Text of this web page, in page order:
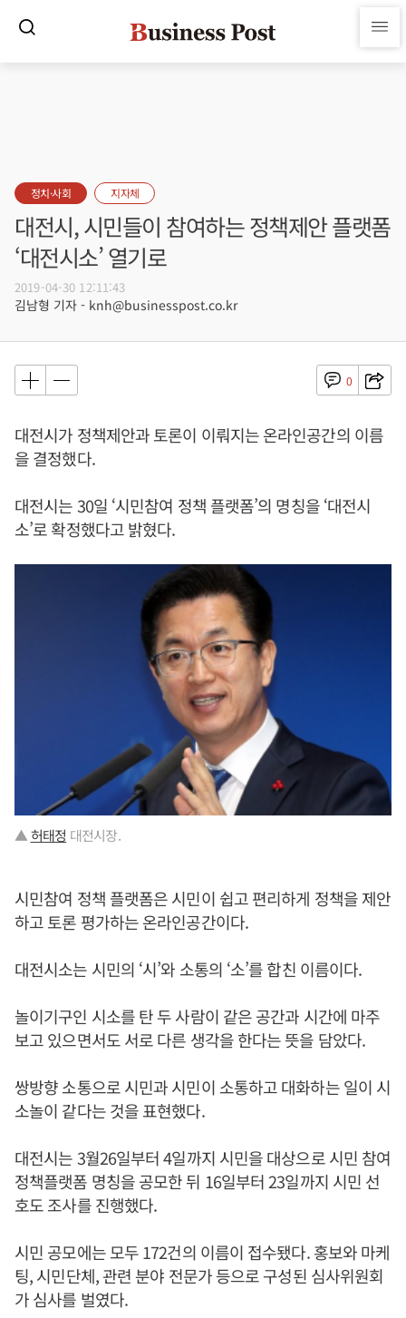
정치·사회 지자체
대전시, 시민들이 참여하는 정책제안 플랫폼
‘대전시소’ 열기로
2019-04-30 12:11:43
김남형 기자 - knh@businesspost.co.kr
0
대전시가 정책제안과 토론이 이뤄지는 온라인공간의 이름
을 결정했다.
대전시는 30일 ‘시민참여 정책 플랫폼’의 명칭을 ‘대전시
소’로 확정했다고 밝혔다.
▲허태정 대전시장.
시민참여 정책 플랫폼은 시민이 쉽고 편리하게 정책을 제안
하고 토론 평가하는 온라인공간이다.
대전시소는 시민의 ‘시’와 소통의 ‘소’를 합친 이름이다.
놀이기구인 시소를 탄 두 사람이 같은 공간과 시간에 마주
보고 있으면서도 서로 다른 생각을 한다는 뜻을 담았다.
쌍방향 소통으로 시민과 시민이 소통하고 대화하는 일이 시
소놀이 같다는 것을 표현했다.
대전시는 3월26일부터 4일까지 시민을 대상으로 시민 참여
정책플랫폼 명칭을 공모한 뒤 16일부터 23일까지 시민 선
호도 조사를 진행했다.
시민 공모에는 모두 172건의 이름이 접수됐다. 홍보와 마케
팅, 시민단체, 관련 분야 전문가 등으로 구성된 심사위원회
가 심사를 벌였다.